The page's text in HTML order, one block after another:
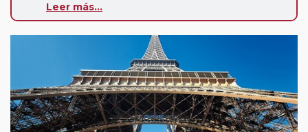
Paradas en Ruta:
su viaje, en la ciudad que desee por período de 1, 3, 4 o
7 noches según circuito y fechas de salida. Es
fundamental que el circuito tenga salida posterior a la
fecha escogida y permita la salida deseada. El
suplemento por parada efectuada es de 40 Euros/52
Dólares por persona. Si la parada se realiza para tomar
Leer más...